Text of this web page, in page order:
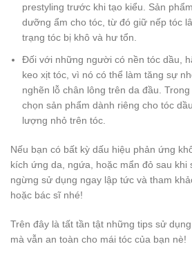
prestyling trước khi tạo kiểu. Sản
dưỡng ẩm cho tóc, từ đó giữ nếp tóc
trạng tóc bị khô và hư tổn.
Đối với những người có nền tóc dầu,
keo xịt tóc, vì nó có thể làm tăng sự
nghẽn lỗ chân lông trên da đầu.
chọn sản phẩm dành riêng cho tóc
lượng nhỏ trên tóc.
Nếu bạn có bất kỳ dấu hiệu phản ứng
kích ứng da, ngứa, hoặc mẩn đỏ sau khi
ngừng sử dụng ngay lập tức và tham
hoặc bác sĩ nhé!
Trên đây là tất tần tật những tips sử
mà vẫn an toàn cho mái tóc của bạn nè!